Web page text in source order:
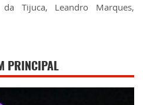
Tijuca, Leandro Marques,
PRINCIPAL